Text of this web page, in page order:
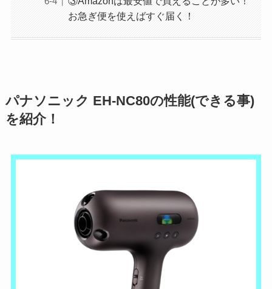
お急ぎ便を使えばすぐ届く！
パナソニック EH-NC80の性能(できる事)
を紹介！